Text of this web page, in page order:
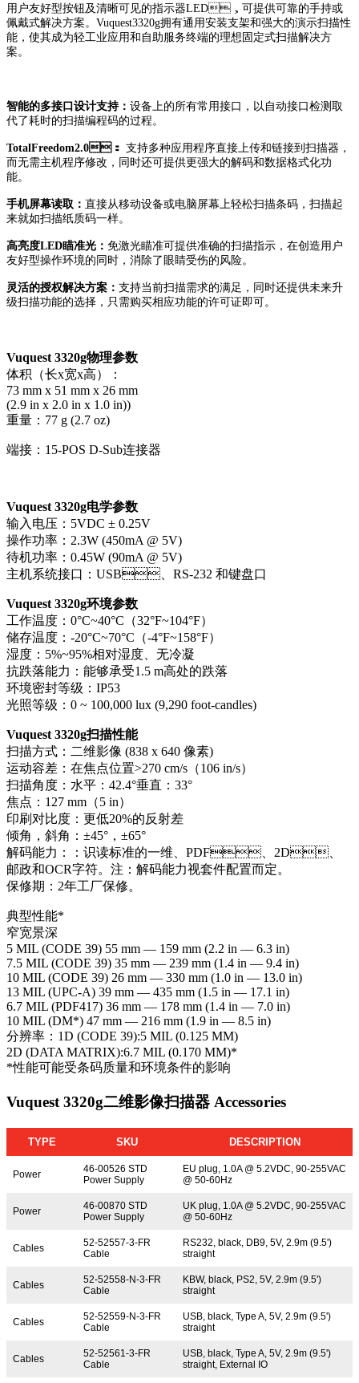
用户友好型按钮及清晰可见的指示器LED，可提供可靠的手持或
佩戴式解决方案。Vuquest3320g拥有通用安装支架和强大的演示扫描性
能，使其成为轻工业应用和自助服务终端的理想固定式扫描解决方
案。
智能的多接口设计支持： 设备上的所有常用接口，以自动接口检测取
代了耗时的扫描编程码的过程。
TotalFreedom2.0： 支持多种应用程序直接上传和链接到扫描器，
而无需主机程序修改，同时还可提供更强大的解码和数据格式化功
能。
手机屏幕读取： 直接从移动设备或电脑屏幕上轻松扫描条码，扫描起
来就如扫描纸质码一样。
高亮度LED瞄准光： 免激光瞄准可提供准确的扫描指示，在创造用户
友好型操作环境的同时，消除了眼睛受伤的风险。
灵活的授权解决方案： 支持当前扫描需求的满足，同时还提供未来升
级扫描功能的选择，只需购买相应功能的许可证即可。
Vuquest 3320g物理参数
体积（长x宽x高）：
73 mm x 51 mm x 26 mm
(2.9 in x 2.0 in x 1.0 in))
重量：77 g (2.7 oz)
端接：15-POS D-Sub连接器
Vuquest 3320g电学参数
输入电压：5VDC ± 0.25V
操作功率：2.3W (450mA @ 5V)
待机功率：0.45W (90mA @ 5V)
主机系统接口：USB、RS-232 和键盘口
Vuquest 3320g环境参数
工作温度：0°C~40°C（32°F~104°F）
储存温度：-20°C~70°C（-4°F~158°F）
湿度：5%~95%相对湿度、无冷凝
抗跌落能力：能够承受1.5 m高处的跌落
环境密封等级：IP53
光照等级：0 ~ 100,000 lux (9,290 foot-candles)
Vuquest 3320g扫描性能
扫描方式：二维影像 (838 x 640 像素)
运动容差：在焦点位置>270 cm/s（106 in/s）
扫描角度：水平：42.4°垂直：33°
焦点：127 mm（5 in）
印刷对比度：更低20%的反射差
倾角，斜角：±45°，±65°
解码能力：：识读标准的一维、PDF、2D、
邮政和OCR字符。注：解码能力视套件配置而定。
保修期：2年工厂保修。
典型性能*
窄宽景深
5 MIL (CODE 39) 55 mm — 159 mm (2.2 in — 6.3 in)
7.5 MIL (CODE 39) 35 mm — 239 mm (1.4 in — 9.4 in)
10 MIL (CODE 39) 26 mm — 330 mm (1.0 in — 13.0 in)
13 MIL (UPC-A) 39 mm — 435 mm (1.5 in — 17.1 in)
6.7 MIL (PDF417) 36 mm — 178 mm (1.4 in — 7.0 in)
10 MIL (DM*) 47 mm — 216 mm (1.9 in — 8.5 in)
分辨率：1D (CODE 39):5 MIL (0.125 MM)
2D (DATA MATRIX):6.7 MIL (0.170 MM)*
*性能可能受条码质量和环境条件的影响
Vuquest 3320g二维影像扫描器 Accessories
TYPE SKU DESCRIPTION
Power
46-00526 STD
Power Supply
EU plug, 1.0A @ 5.2VDC, 90-255VAC
@ 50-60Hz
Power
46-00870 STD
Power Supply
UK plug, 1.0A @ 5.2VDC, 90-255VAC
@ 50-60Hz
Cables
52-52557-3-FR
Cable
RS232, black, DB9, 5V, 2.9m (9.5')
straight
Cables
52-52558-N-3-FR
Cable
KBW, black, PS2, 5V, 2.9m (9.5')
straight
Cables
52-52559-N-3-FR
Cable
USB, black, Type A, 5V, 2.9m (9.5')
straight
Cables
52-52561-3-FR
Cable
USB, black, Type A, 5V, 2.9m (9.5')
straight, External IO